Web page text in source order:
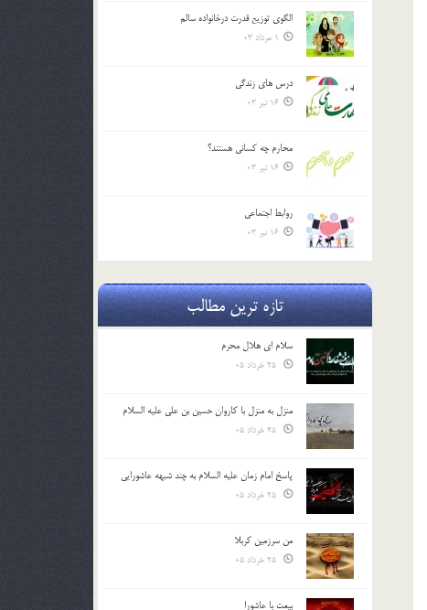
الگوي توزيع قدرت درخانواده سالم
1 مرداد 03
درس هاي زندگي
16 تیر 03
محارم چه کساني هستند؟
16 تیر 03
روابط اجتماعي
16 تیر 03
تازه ترین مطالب
سلام ای هلال محرم
منزل به منزل با کاروان حسین بن علی علیه السلام
پاسخ امام زمان علیه السلام به چند شبهه عاشورایی
من سرزمین کربلا
بیعت با عاشورا